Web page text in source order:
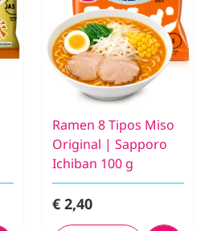
Ramen 8 Tipos Miso
Original | Sapporo
Ichiban 100 g
€ 2,40